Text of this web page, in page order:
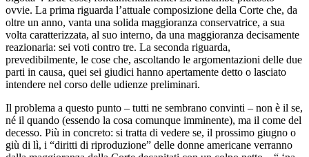
ovvie. La prima riguarda l’attuale composizione della Corte che, da
oltre un anno, vanta una solida maggioranza conservatrice, a sua
volta caratterizzata, al suo interno, da una maggioranza decisamente
reazionaria: sei voti contro tre. La seconda riguarda,
prevedibilmente, le cose che, ascoltando le argomentazioni delle due
parti in causa, quei sei giudici hanno apertamente detto o lasciato
intendere nel corso delle udienze preliminari.
Il problema a questo punto – tutti ne sembrano convinti – non è il se,
né il quando (essendo la cosa comunque imminente), ma il come del
decesso. Più in concreto: si tratta di vedere se, il prossimo giugno o
giù di lì, i “diritti di riproduzione” delle donne americane verranno